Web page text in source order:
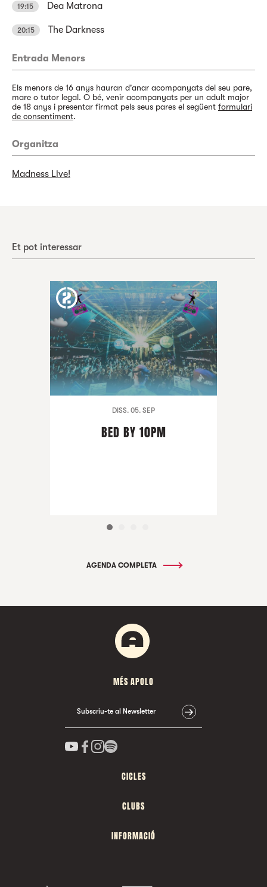
19:15 Dea Matrona
20:15 The Darkness
Entrada Menors
Els menors de 16 anys hauran d'anar acompanyats del seu pare,
mare o tutor legal. O bé, venir acompanyats per un adult major
de 18 anys i presentar firmat pels seus pares el següent formulari
de consentiment.
Organitza
Madness Live!
Et pot interessar
DISS. 05. SEP
BED BY 10PM
AGENDA COMPLETA
MÉS APOLO
Subscriu-te al Newsletter
CICLES
CLUBS
INFORMACIÓ